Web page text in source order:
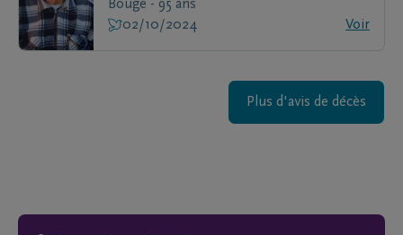
Bouge - 95 ans
02/10/2024
Voir
Plus d'avis de décès